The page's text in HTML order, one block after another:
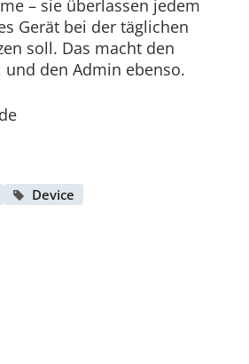
– sie überlassen jedem
Gerät bei der täglichen
soll. Das macht den
den Admin ebenso.
Device